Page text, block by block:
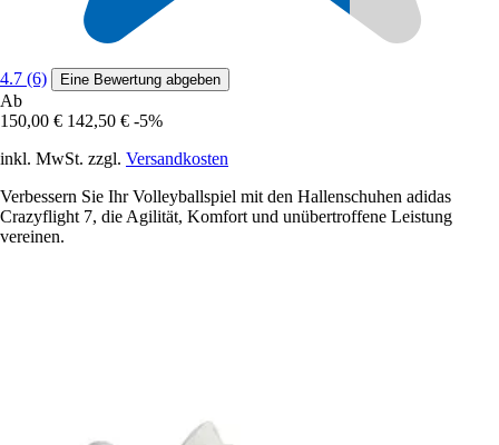
4.7 (6) Eine Bewertung abgeben
Ab
150,00 € 142,50 € -5%
inkl. MwSt. zzgl. Versandkosten
Verbessern Sie Ihr Volleyballspiel mit den Hallenschuhen adidas
Crazyflight 7, die Agilität, Komfort und unübertroffene Leistung
vereinen.